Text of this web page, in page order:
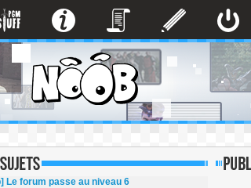
Le forum passe au niveau 6